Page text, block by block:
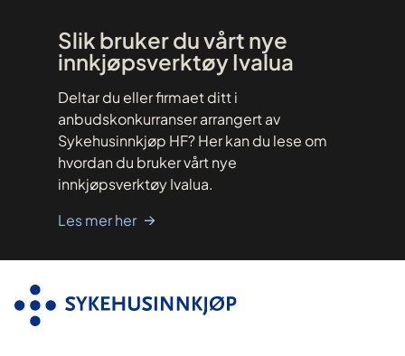
Slik bruker du vårt nye
innkjøpsverktøy Ivalua
Deltar du eller firmaet ditt i
anbudskonkurranser arrangert av
Sykehusinnkjøp HF? Her kan du lese om
hvordan du bruker vårt nye
innkjøpsverktøy Ivalua.
Les mer her